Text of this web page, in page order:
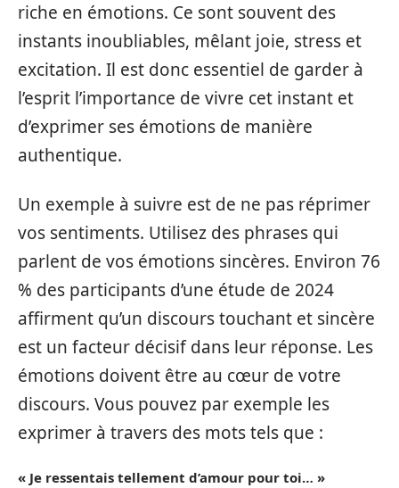
riche en émotions. Ce sont souvent des
instants inoubliables, mêlant joie, stress et
excitation. Il est donc essentiel de garder à
l’esprit l’importance de vivre cet instant et
d’exprimer ses émotions de manière
authentique.
Un exemple à suivre est de ne pas réprimer
vos sentiments. Utilisez des phrases qui
parlent de vos émotions sincères. Environ 76
% des participants d’une étude de 2024
affirment qu’un discours touchant et sincère
est un facteur décisif dans leur réponse. Les
émotions doivent être au cœur de votre
discours. Vous pouvez par exemple les
exprimer à travers des mots tels que :
« Je ressentais tellement d’amour pour toi… »